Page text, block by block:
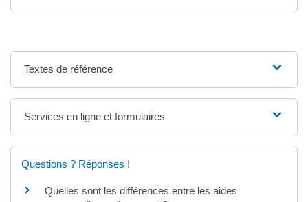
Textes de référence
Services en ligne et formulaires
Questions ? Réponses !
Quelles sont les différences entre les aides